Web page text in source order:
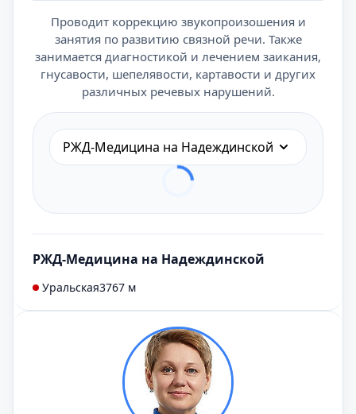
Проводит коррекцию звукопроизошения и
занятия по развитию связной речи. Также
занимается диагностикой и лечением заикания,
гнусавости, шепелявости, картавости и других
различных речевых нарушений.
РЖД-Медицина на Надеждинской
РЖД-Медицина на Надеждинской
Уральская3767 м